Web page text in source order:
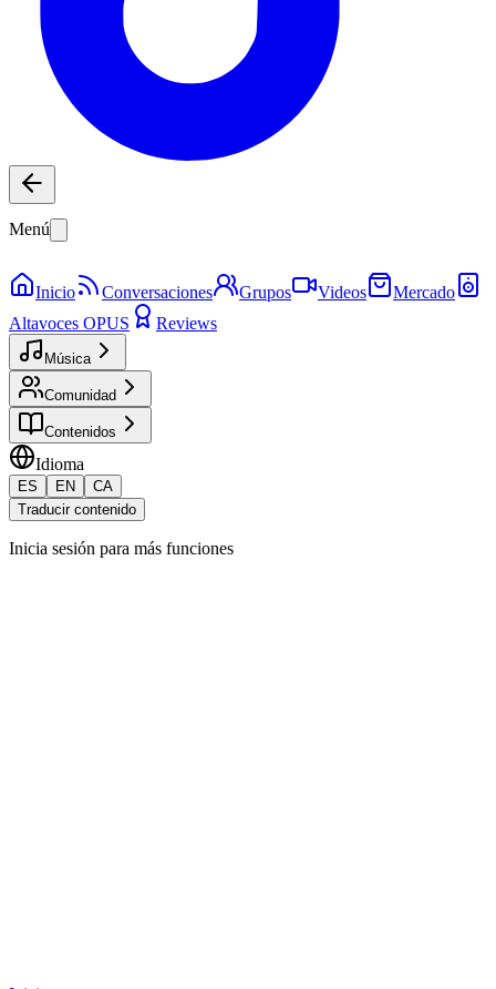
Menú
Inicio Conversaciones Grupos Videos
Mercado
Altavoces OPUS
Reviews
Música
Comunidad
Contenidos
Idioma
ES EN
CA
Traducir contenido
Inicia sesión para más funciones